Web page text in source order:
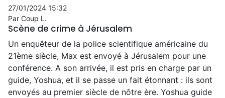
27/01/2024 15:32
Par Coup L.
Scène de crime à Jérusalem
Un enquêteur de la police scientifique américaine du
21ème siècle, Max est envoyé à Jérusalem pour une
conférence. A son arrivée, il est pris en charge par un
guide, Yoshua, et il se passe un fait étonnant : ils sont
envoyés au premier siècle de nôtre ère. Yoshua guide